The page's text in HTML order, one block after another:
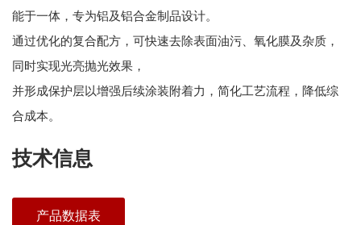
能于一体，专为铝及铝合金制品设计。
通过优化的复合配方，可快速去除表面油污、氧化膜及杂质，
同时实现光亮抛光效果，
并形成保护层以增强后续涂装附着力，简化工艺流程，降低综
合成本。
技术信息
产品数据表